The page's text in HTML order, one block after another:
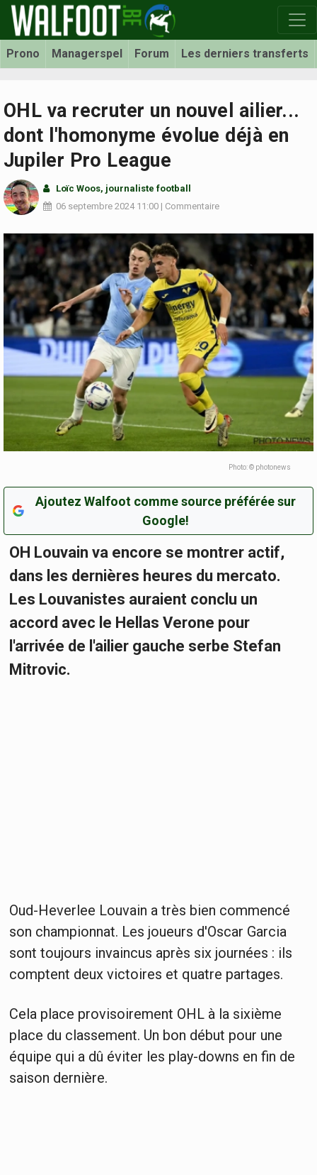
Prono Managerspel Forum Les derniers transferts
OHL va recruter un nouvel ailier...
dont l'homonyme évolue déjà en
Jupiler Pro League
Loïc Woos, journaliste football
06 septembre 202411:00 | Commentaire
Photo: © photonews
Ajoutez Walfoot comme source préférée sur
Google!
OH Louvain va encore se montrer actif,
dans les dernières heures du mercato.
Les Louvanistes auraient conclu un
accord avec le Hellas Verone pour
l'arrivée de l'ailier gauche serbe Stefan
Mitrovic.
Oud-Heverlee Louvain a très bien commencé
son championnat. Les joueurs d'Oscar Garcia
sont toujours invaincus après six journées : ils
comptent deux victoires et quatre partages.
Cela place provisoirement OHL à la sixième
place du classement. Un bon début pour une
équipe qui a dû éviter les play-downs en fin de
saison dernière.